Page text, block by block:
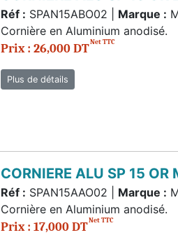
Réf : SPAN15ABO02 | Marque :
Cornière en Aluminium anodisé.
Prix : 26,000 DTNet TTC
Plus de détails
CORNIERE ALU SP 15
Réf : SPAN15AAO02 | Marque :
Cornière en Aluminium anodisé.
Prix : 17,000 DTNet TTC